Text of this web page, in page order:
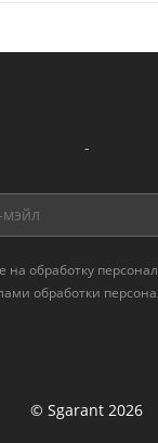
-
на обработку
обработки
© Sgarant 2026